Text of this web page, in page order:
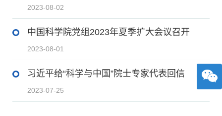
2023-08-02
中国科学院党组2023年夏季扩大会议召开
2023-08-01
习近平给“科学与中国”院士专家代表回信
2023-07-25